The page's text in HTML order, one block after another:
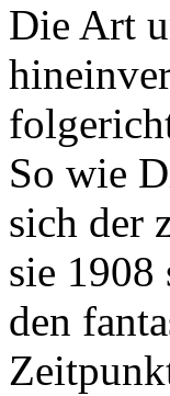
Die Art
So wie
sich der
sie 1908
den